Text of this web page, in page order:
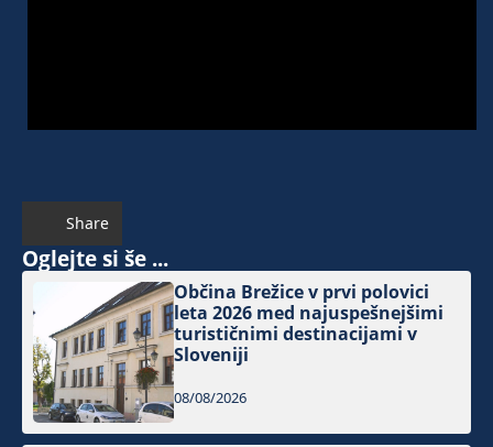
Share
Oglejte si še ...
Občina Brežice v prvi polovici
leta 2026 med najuspešnejšimi
turističnimi destinacijami v
Sloveniji
08/08/2026